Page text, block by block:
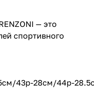
— это
спортивного
43р-28см/44р-